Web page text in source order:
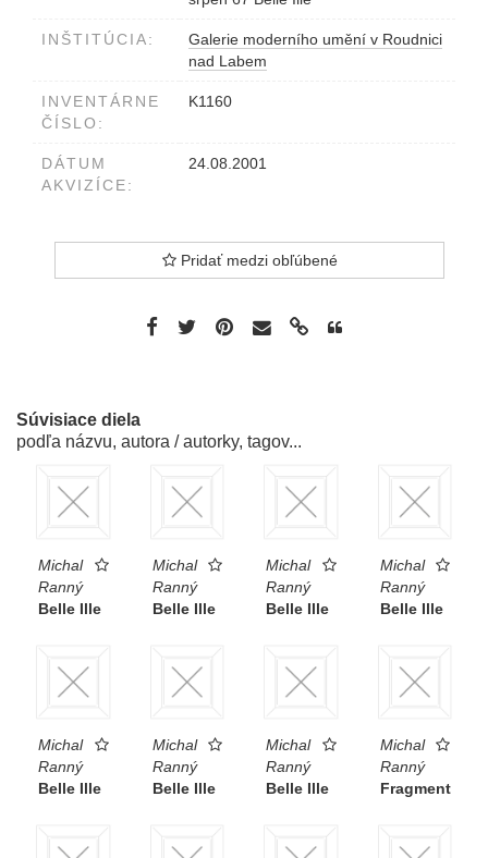
INŠTITÚCIA:
Galerie moderního umění v Roudnici
nad Labem
INVENTÁRNE
ČÍSLO:
K1160
DÁTUM
AKVIZÍCE:
24.08.2001
Pridať medzi obľúbené
Súvisiace diela
podľa názvu, autora / autorky, tagov...
Michal
Ranný
Belle Ille
Michal
Ranný
Belle Ille
Michal
Ranný
Belle Ille
Michal
Ranný
Belle Ille
Michal
Ranný
Belle Ille
Michal
Ranný
Belle Ille
Michal
Ranný
Belle Ille
Michal
Ranný
Fragment